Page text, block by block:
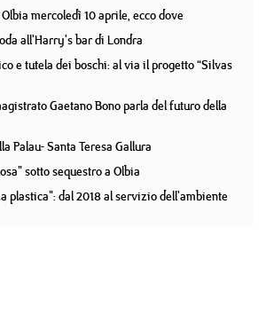
mercoledì 10 aprile, ecco dove
all'Harry's bar di Londra
e tutela dei boschi: al via il progetto “Silvas
Gaetano Bono parla del futuro della
Palau- Santa Teresa Gallura
sotto sequestro a Olbia
plastica": dal 2018 al servizio dell'ambiente